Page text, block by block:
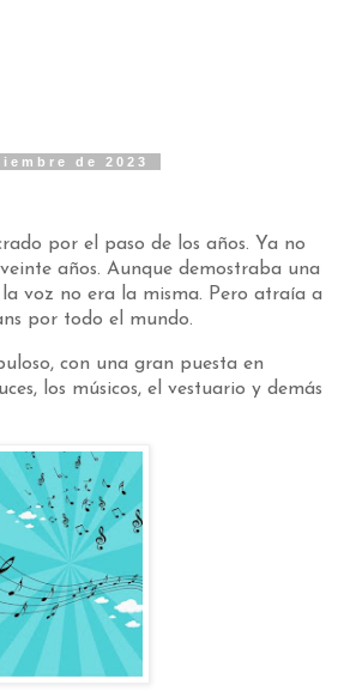
de 2023
por el paso de los años. Ya no
años. Aunque demostraba una
voz no era la misma. Pero atraía a
por todo el mundo.
con una gran puesta en
los músicos, el vestuario y demás